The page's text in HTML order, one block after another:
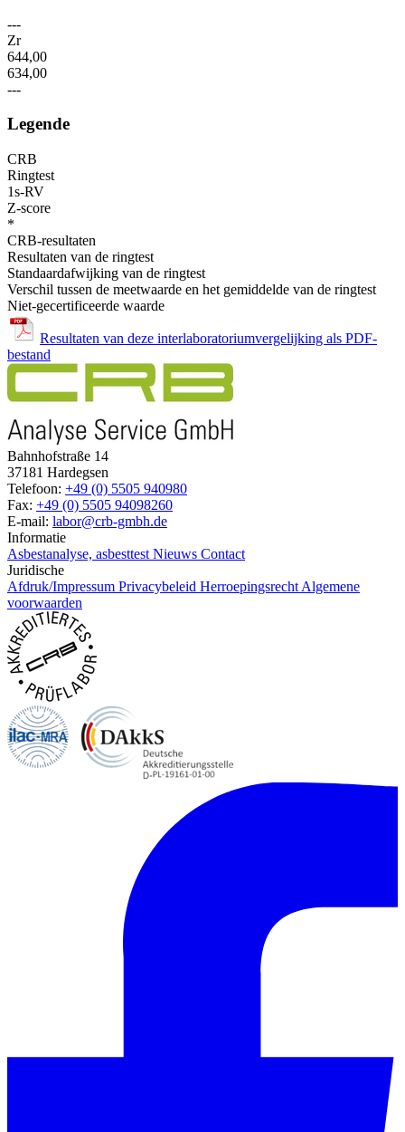
---
Zr
644,00
634,00
---
Legende
CRB
Ringtest
1s-RV
Z-score
*
CRB-resultaten
Resultaten van de ringtest
Standaardafwijking van de ringtest
Verschil tussen de meetwaarde en het gemiddelde van de ringtest
Niet-gecertificeerde waarde
Resultaten van deze interlaboratoriumvergelijking als PDF-
bestand
Bahnhofstraße 14
37181 Hardegsen
Telefoon: +49 (0) 5505 940980
Fax: +49 (0) 5505 94098260
E-mail: labor@crb-gmbh.de
Informatie
Asbestanalyse, asbesttest Nieuws Contact
Juridische
Afdruk/Impressum Privacybeleid Herroepingsrecht Algemene
voorwaarden